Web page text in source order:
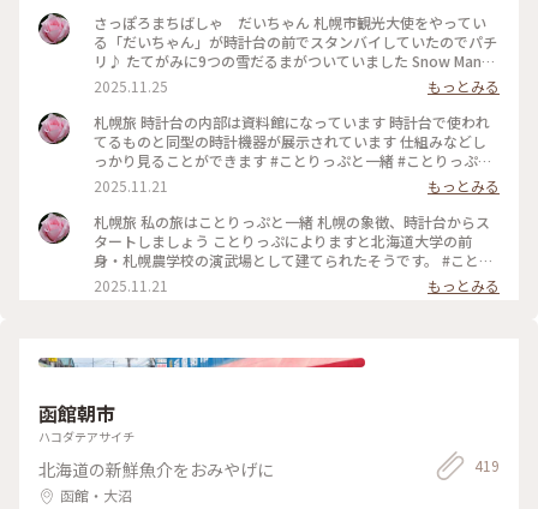
さっぽろまちばしゃ だいちゃん 札幌市観光大使をやってい
る「だいちゃん」が時計台の前でスタンバイしていたのでパチ
リ♪ たてがみに9つの雪だるまがついていました Snow Manの
ライブのための札幌行きだったので、だいちゃんの歓迎ぶりも
うれしかったです♡ だいちゃんが引く馬車で、町なか観光が
できるそうです #ことりっぷと一緒 #ことりっぷ札幌
2025.11.25
もっとみる
札幌旅 時計台の内部は資料館になっています 時計台で使われ
てるものと同型の時計機器が展示されています 仕組みなどし
っかり見ることができます #ことりっぷと一緒 #ことりっぷ札
幌
2025.11.21
もっとみる
札幌旅 私の旅はことりっぷと一緒 札幌の象徴、時計台からス
タートしましょう ことりっぷによりますと北海道大学の前
身・札幌農学校の演武場として建てられたそうです。 #ことり
っぷと一緒 #ことりっぷ札幌
2025.11.21 もっとみる
函館朝市
ハコダテアサイチ
北海道の新鮮魚介をおみやげに
函館・大沼
419